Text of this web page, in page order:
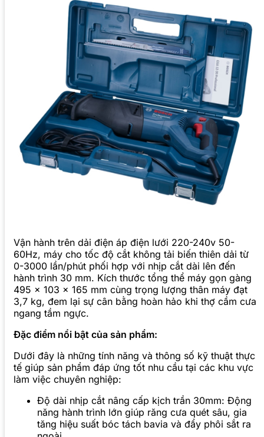
Vận hành trên dải điện áp điện lưới 220-240v 50-
60Hz, máy cho tốc độ cắt không tải biến thiên dải từ
0-3000 lần/phút phối hợp với nhịp cắt dài lên đến
hành trình 30 mm. Kích thước tổng thể máy gọn gàng
495 x 103 x 165 mm cùng trọng lượng thân máy đạt
3,7 kg, đem lại sự cân bằng hoàn hảo khi thợ cầm cưa
ngang tầm ngực.
Đặc điểm nổi bật của sản phẩm:
Dưới đây là những tính năng và thông số kỹ thuật thực
tế giúp sản phẩm đáp ứng tốt nhu cầu tại các khu vực
làm việc chuyên nghiệp:
Độ dài nhịp cắt nâng cấp kịch trần 30mm: Động
năng hành trình lớn giúp răng cưa quét sâu, gia
tăng hiệu suất bóc tách bavia và đẩy phôi sắt ra